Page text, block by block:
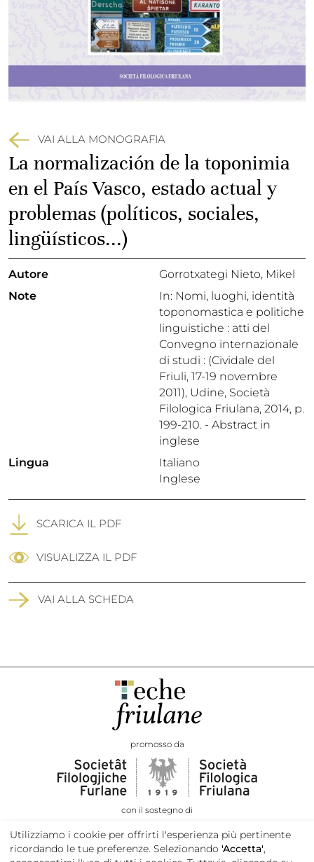
VAI ALLA MONOGRAFIA
La normalización de la toponimia
en el País Vasco, estado actual y
problemas (políticos, sociales,
lingüísticos...)
Autore
Gorrotxategi Nieto, Mikel
Note
In: Nomi, luoghi, identità
toponomastica e politiche
linguistiche : atti del
Convegno internazionale
di studi : (Cividale del
Friuli, 17-19 novembre
2011), Udine, Società
Filologica Friulana, 2014, p.
199-210. - Abstract in
inglese
Lingua
Italiano
Inglese
SCARICA IL PDF
VISUALIZZA IL PDF
VAI ALLA SCHEDA
promosso da
con il sostegno di
Utilizziamo i cookie per offrirti l'esperienza più pertinente
ricordando le tue preferenze. Selezionando 'Accetta',